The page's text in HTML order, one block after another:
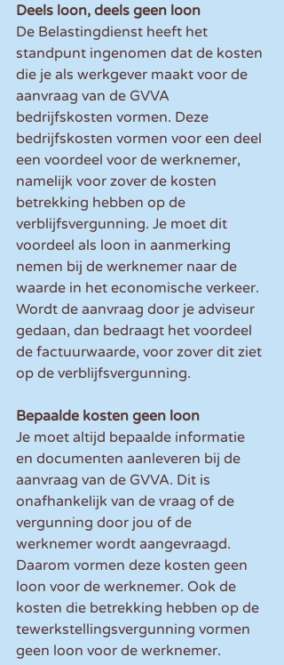
Deels loon, deels geen loon
De Belastingdienst heeft het
standpunt ingenomen dat de kosten
die je als werkgever maakt voor de
aanvraag van de GVVA
bedrijfskosten vormen. Deze
bedrijfskosten vormen voor een deel
een voordeel voor de werknemer,
namelijk voor zover de kosten
betrekking hebben op de
verblijfsvergunning. Je moet dit
voordeel als loon in aanmerking
nemen bij de werknemer naar de
waarde in het economische verkeer.
Wordt de aanvraag door je adviseur
gedaan, dan bedraagt het voordeel
de factuurwaarde, voor zover dit ziet
op de verblijfsvergunning.
Bepaalde kosten geen loon
Je moet altijd bepaalde informatie
en documenten aanleveren bij de
aanvraag van de GVVA. Dit is
onafhankelijk van de vraag of de
vergunning door jou of de
werknemer wordt aangevraagd.
Daarom vormen deze kosten geen
loon voor de werknemer. Ook de
kosten die betrekking hebben op de
tewerkstellingsvergunning vormen
geen loon voor de werknemer.